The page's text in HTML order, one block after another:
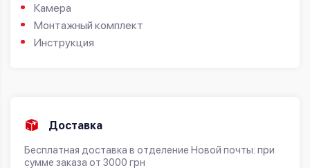
Камера
Монтажный комплект
Инструкция
Доставка
Бесплатная доставка в отделение Новой почты: при
сумме заказа от 3000 грн